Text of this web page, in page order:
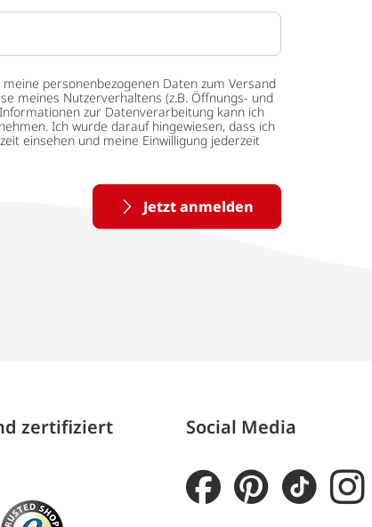
personenbezogenen Daten zum Versand
meines Nutzerverhaltens (z.B. Öffnungs- und
zur Datenverarbeitung kann ich
Ich wurde darauf hingewiesen, dass ich
einsehen und meine Einwilligung jederzeit
Jetzt anmelden
zertifiziert Social Media